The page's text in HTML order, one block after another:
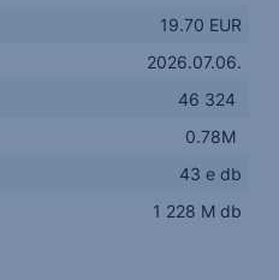
19.70 EUR
2026.07.06.
46 324
0.78M
43 e db
1 228 M db